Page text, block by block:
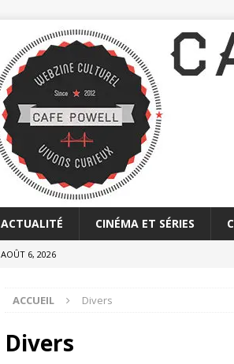
ACTUALITÉ CINÉMA ET SÉRIES
AOÛT 6, 2026
ACCUEIL Divers
Divers